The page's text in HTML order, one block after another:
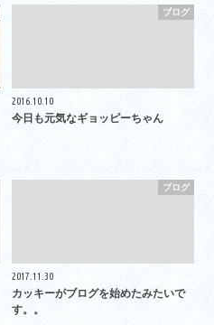
ブログ
2016.10.10
今日も元気なギョッピーちゃん
ブログ
2017.11.30
カッキーがブログを始めたみたいで
す。。